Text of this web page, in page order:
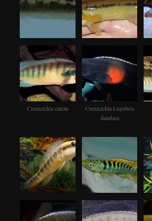
Crenicichla cincta
Crenicichla Lugubris
dandara